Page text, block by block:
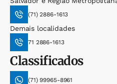
(71) 2886-1613
Demais localidades
71 2886-1613
Classificados
(71) 99965-8961